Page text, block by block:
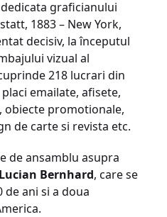
graficianului
1883 – New York,
decisiv, la începutul
vizual al
218 lucrari din
emailate, afisete,
promotionale,
de carte si revista etc.
de ansamblu asupra
Lucian Bernhard, care se
ani si a doua